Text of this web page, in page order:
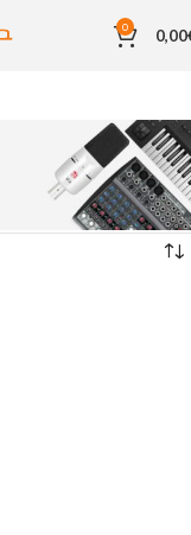
0 0,00
αποτελέσματος